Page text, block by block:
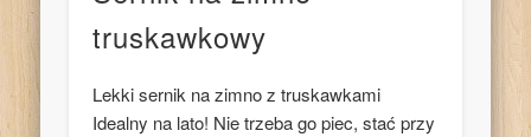
truskawkowy
Lekki sernik na zimno z truskawkami
Idealny na lato! Nie trzeba go piec, stać przy